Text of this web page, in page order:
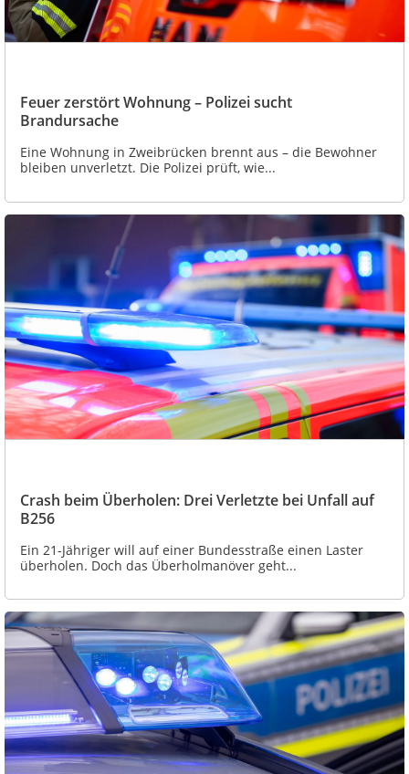
Feuer zerstört Wohnung – Polizei sucht
Brandursache
Eine Wohnung in Zweibrücken brennt aus – die Bewohner
bleiben unverletzt. Die Polizei prüft, wie...
Crash beim Überholen: Drei Verletzte bei Unfall auf
B256
Ein 21-Jähriger will auf einer Bundesstraße einen Laster
überholen. Doch das Überholmanöver geht...